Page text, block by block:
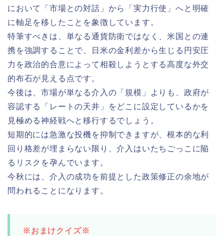
において「市場との対話」から「実力行使」へと明確
に軸足を移したことを象徴しています。
特筆すべきは、単なる通貨防衛ではなく、米国との連
携を強調することで、日米の金利差から生じる円安圧
力を政治的合意によって相殺しようとする高度な外交
的布石が見える点です。
今後は、市場が単なる介入の「規模」よりも、政府が
容認する「レートの天井」をどこに設定しているかを
見極める神経戦へと移行するでしょう。
短期的には急激な投機を抑制できますが、根本的な利
回り格差が埋まらない限り、介入はいたちごっこに陥
るリスクを孕んでいます。
今秋には、介入の成功を前提とした政策修正の余地が
問われることになります。
※おまけクイズ※